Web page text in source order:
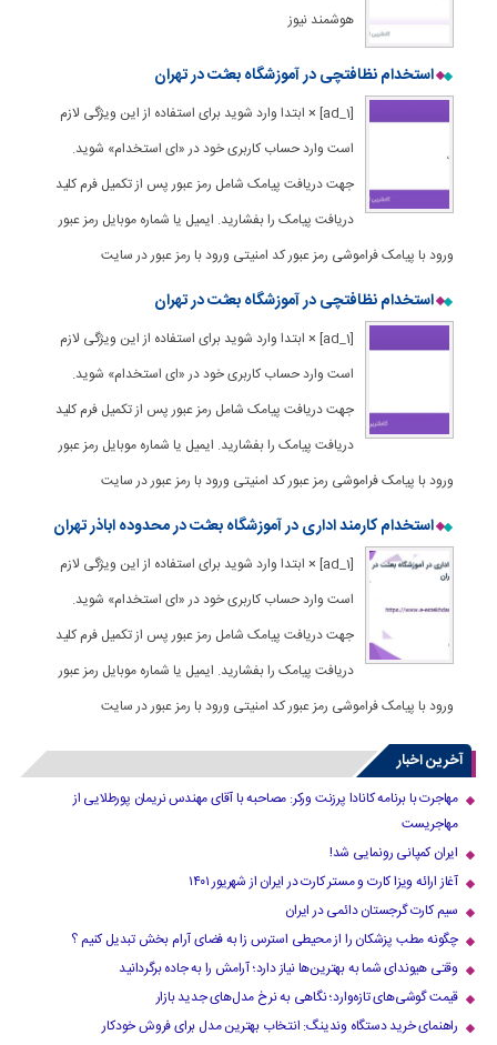
هوشمند نیوز
استخدام نظافتچی در آموزشگاه بعثت در تهران
[ad_1] × ابتدا وارد شوید برای استفاده از این ویژگی لازم
است وارد حساب کاربری خود در «ای استخدام» شوید.
جهت دریافت پیامک شامل رمز عبور پس از تکمیل فرم کلید
دریافت پیامک را بفشارید. ایمیل یا شماره موبایل رمز عبور
ورود با پیامک فراموشی رمز عبور کد امنیتی ورود با رمز عبور در سایت
استخدام نظافتچی در آموزشگاه بعثت در تهران
[ad_1] × ابتدا وارد شوید برای استفاده از این ویژگی لازم
است وارد حساب کاربری خود در «ای استخدام» شوید.
جهت دریافت پیامک شامل رمز عبور پس از تکمیل فرم کلید
دریافت پیامک را بفشارید. ایمیل یا شماره موبایل رمز عبور
ورود با پیامک فراموشی رمز عبور کد امنیتی ورود با رمز عبور در سایت
استخدام کارمند اداری در آموزشگاه بعثت در محدوده اباذر تهران
[ad_1] × ابتدا وارد شوید برای استفاده از این ویژگی لازم
است وارد حساب کاربری خود در «ای استخدام» شوید.
جهت دریافت پیامک شامل رمز عبور پس از تکمیل فرم کلید
دریافت پیامک را بفشارید. ایمیل یا شماره موبایل رمز عبور
ورود با پیامک فراموشی رمز عبور کد امنیتی ورود با رمز عبور در سایت
آخرین اخبار
مهاجرت با برنامه کانادا پرزنت ورکر: مصاحبه با آقای مهندس نریمان پورطلایی از
مهاجریست
ایران کمپانی رونمایی شد!
آغاز ارائه ویزا کارت و مستر کارت در ایران از شهریور ۱۴۰۱
سیم کارت گرجستان دائمی در ایران
چگونه مطب پزشکان را از محیطی استرس زا به فضای آرام بخش تبدیل کنیم ؟
وقتی هیوندای شما به بهترین‌ها نیاز دارد؛ آرامش را به جاده برگردانید
قیمت گوشی‌های تازه‌وارد؛ نگاهی به نرخ مدل‌های جدید بازار
راهنمای خرید دستگاه وندینگ: انتخاب بهترین مدل برای فروش خودکار